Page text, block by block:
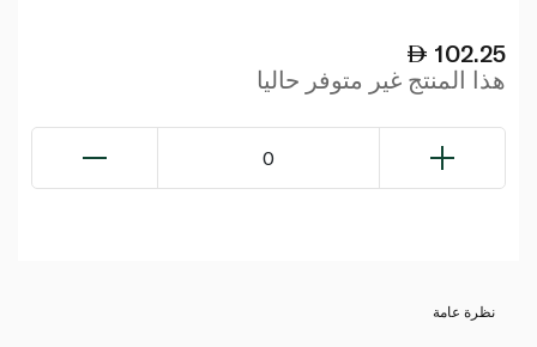
102.25
هذا المنتج غير متوفر حاليا
0
نظرة عامة